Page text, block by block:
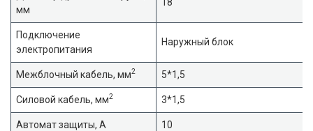
мм
Подключение
электропитания
Наружный блок
Межблочный кабель, мм2 5*1,5
Силовой кабель, мм2 3*1,5
Автомат защиты, А 10